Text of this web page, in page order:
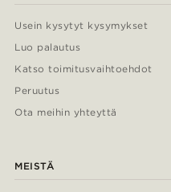
Usein kysytyt kysymykset
Luo palautus
Katso toimitusvaihtoehdot
Peruutus
Ota meihin yhteyttä
MEISTÄ